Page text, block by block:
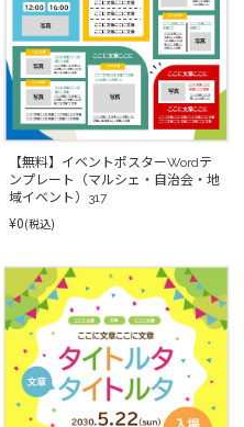
【無料】イベントポスターWordテ
ンプレート（マルシェ・自治会・地
域イベント）317
¥0(税込)